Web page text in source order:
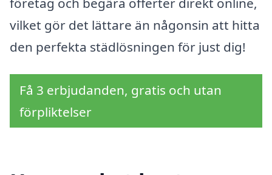
vilket gör det lättare än någonsin att hitta
den perfekta städlösningen för just dig!
Få 3 erbjudanden, gratis och utan
förpliktelser